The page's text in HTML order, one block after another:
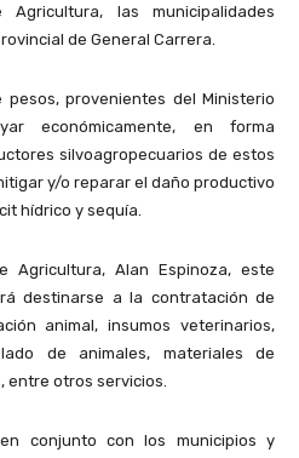
las municipalidades
de General Carrera.
provenientes del Ministerio
económicamente, en forma
silvoagropecuarios de estos
y/o reparar el daño productivo
hídrico y sequía.
Agricultura, Alan Espinoza, este
destinarse a la contratación de
animal, insumos veterinarios,
de animales, materiales de
entre otros servicios.
conjunto con los municipios y